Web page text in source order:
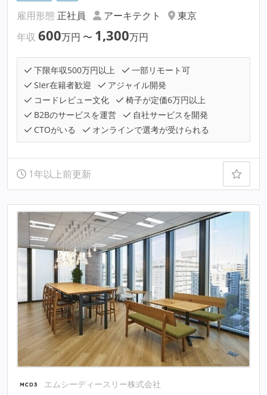
雇用形態 正社員 アーキテクト
東京
年収 600万円 〜 1,300万円
下限年収500万円以上
一部リモート可
SIer在籍者歓迎
アジャイル開発
コードレビュー文化
椅子が定価6万円以上
B2Bのサービスを運営
自社サービスを開発
CTOがいる
オンラインで選考が受けられる
1年以上前更新
エムシーディースリー株式会社